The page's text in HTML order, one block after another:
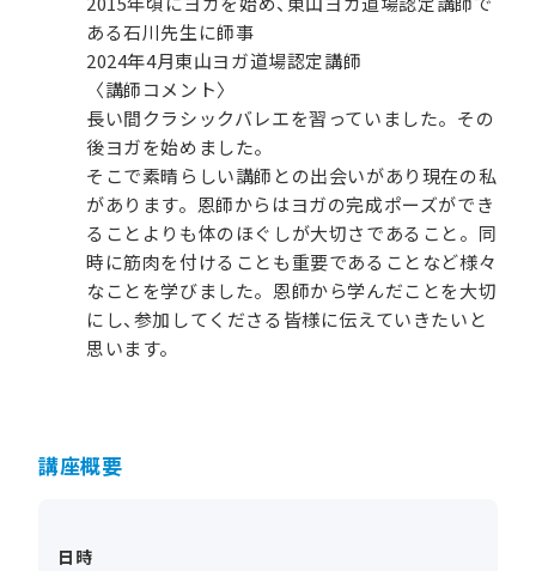
ある石川先生に師事
2024年4月東山ヨガ道場認定講師
〈講師コメント〉
長い間クラシックバレエを習っていました。その
後ヨガを始めました。
そこで素晴らしい講師との出会いがあり現在の私
があります。恩師からはヨガの完成ポーズができ
ることよりも体のほぐしが大切さであること。同
時に筋肉を付けることも重要であることなど様々
なことを学びました。恩師から学んだことを大切
にし、参加してくださる皆様に伝えていきたいと
思います。
講座概要
日時